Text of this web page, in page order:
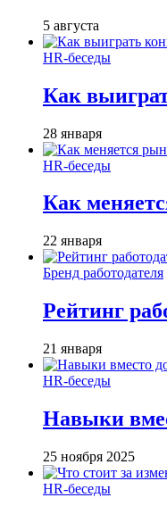
5 августа
HR-беседы
Как
28 января
HR-беседы
Как
22 января
Бренд работодателя
Рейтинг
21 января
HR-беседы
Навыки
25 ноября 2025
HR-беседы